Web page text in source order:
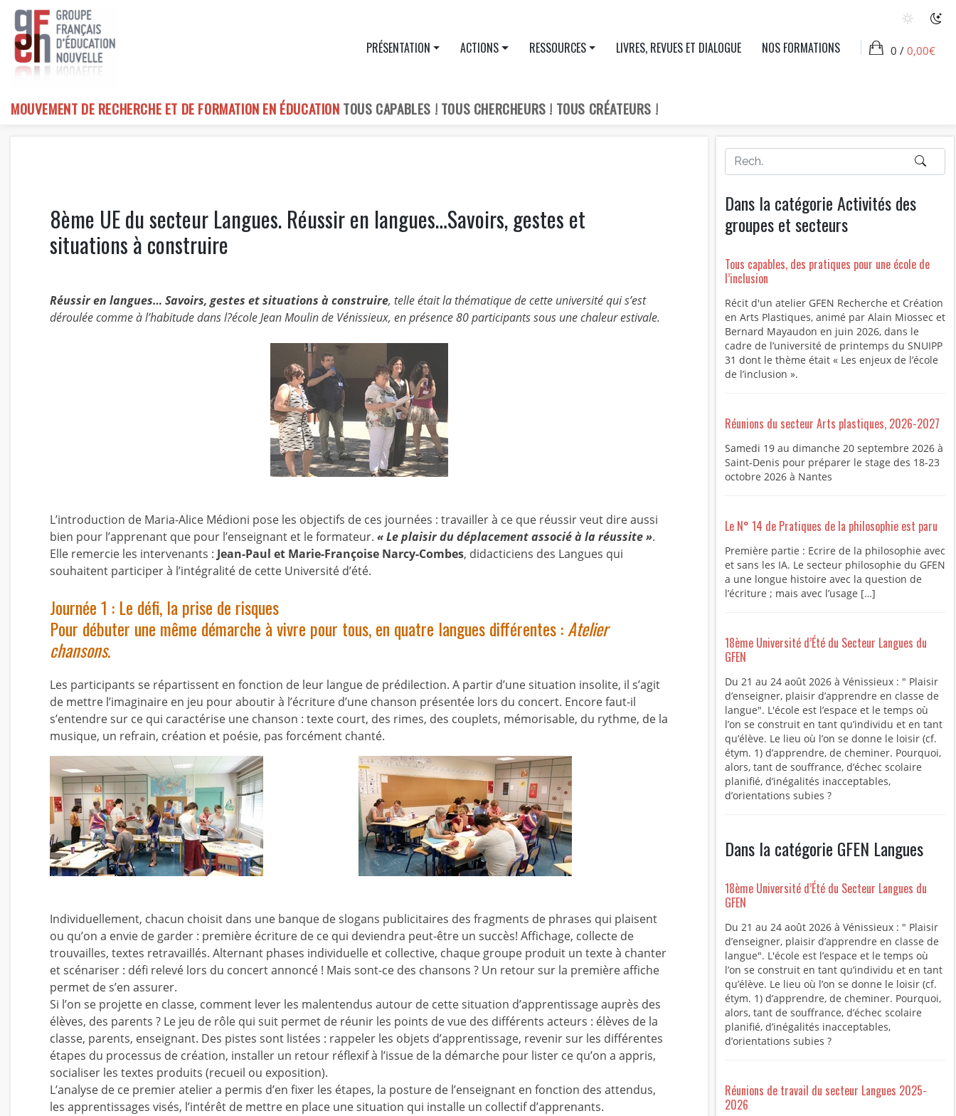
Skip
content
MOUVEMENT DE RECHERCHE ET DE FORMATION EN ÉDUCATION TOUS CAPABLES ! TOUS CHERCHEURS ! TOUS CRÉATEURS !
PRÉSENTATION ACTIONS RESSOURCES LIVRES, REVUES ET DIALOGUE NOS FORMATIONS 0 / 0,00€
8ème UE du secteur Langues. Réussir en langues…Savoirs, gestes et
situations à construire
Réussir en langues… Savoirs, gestes et situations à construire, telle était la thématique de cette université qui s’est
déroulée comme à l’habitude dans l?école Jean Moulin de Vénissieux, en présence 80 participants sous une chaleur estivale.
L’introduction de Maria-Alice Médioni pose les objectifs de ces journées : travailler à ce que réussir veut dire aussi
bien pour l’apprenant que pour l’enseignant et le formateur. « Le plaisir du déplacement associé à la réussite ».
Elle remercie les intervenants : Jean-Paul et Marie-Françoise Narcy-Combes, didacticiens des Langues qui
souhaitent participer à l’intégralité de cette Université d’été.
Journée 1 : Le défi, la prise de risques
Pour débuter une même démarche à vivre pour tous, en quatre langues différentes :Atelier
chansons.
Les participants se répartissent en fonction de leur langue de prédilection. A partir d’une situation insolite, il s’agit
de mettre l’imaginaire en jeu pour aboutir à l’écriture d’une chanson présentée lors du concert. Encore faut-il
s’entendre sur ce qui caractérise une chanson : texte court, des rimes, des couplets, mémorisable, du rythme, de la
musique, un refrain, création et poésie, pas forcément chanté.
Individuellement, chacun choisit dans une banque de slogans publicitaires des fragments de phrases qui plaisent
ou qu’on a envie de garder : première écriture de ce qui deviendra peut-être un succès! Affichage, collecte de
trouvailles, textes retravaillés. Alternant phases individuelle et collective, chaque groupe produit un texte à chanter
et scénariser : défi relevé lors du concert annoncé ! Mais sont-ce des chansons ? Un retour sur la première affiche
permet de s’en assurer.
Si l’on se projette en classe, comment lever les malentendus autour de cette situation d’apprentissage auprès des
élèves, des parents ? Le jeu de rôle qui suit permet de réunir les points de vue des différents acteurs : élèves de la
classe, parents, enseignant. Des pistes sont listées : rappeler les objets d’apprentissage, revenir sur les différentes
étapes du processus de création, installer un retour réflexif à l’issue de la démarche pour lister ce qu’on a appris,
socialiser les textes produits (recueil ou exposition).
L’analyse de ce premier atelier a permis d’en fixer les étapes, la posture de l’enseignant en fonction des attendus,
les apprentissages visés, l’intérêt de mettre en place une situation qui installe un collectif d’apprenants.
Dans la catégorie Activités des
groupes et secteurs
Tous capables, des pratiques pour une école de
l’inclusion
Récit d'un atelier GFEN Recherche et Création
en Arts Plastiques, animé par Alain Miossec et
Bernard Mayaudon en juin 2026, dans le
cadre de l’université de printemps du SNUIPP
31 dont le thème était « Les enjeux de l’école
de l’inclusion ».
Réunions du secteur Arts plastiques, 2026-2027
Samedi 19 au dimanche 20 septembre 2026 à
Saint-Denis pour préparer le stage des 18-23
octobre 2026 à Nantes
Le N° 14 de Pratiques de la philosophie est paru
Première partie : Ecrire de la philosophie avec
et sans les IA. Le secteur philosophie du GFEN
a une longue histoire avec la question de
l’écriture ; mais avec l’usage […]
18ème Université d’Été du Secteur Langues du
GFEN
Du 21 au 24 août 2026 à Vénissieux : " Plaisir
d’enseigner, plaisir d’apprendre en classe de
langue". L'école est l’espace et le temps où
l’on se construit en tant qu’individu et en tant
qu’élève. Le lieu où l’on se donne le loisir (cf.
étym. 1) d’apprendre, de cheminer. Pourquoi,
alors, tant de souffrance, d’échec scolaire
planifié, d’inégalités inacceptables,
d’orientations subies ?
Dans la catégorie GFEN Langues
18ème Université d’Été du Secteur Langues du
GFEN
Du 21 au 24 août 2026 à Vénissieux : " Plaisir
d’enseigner, plaisir d’apprendre en classe de
langue". L'école est l’espace et le temps où
l’on se construit en tant qu’individu et en tant
qu’élève. Le lieu où l’on se donne le loisir (cf.
étym. 1) d’apprendre, de cheminer. Pourquoi,
alors, tant de souffrance, d’échec scolaire
planifié, d’inégalités inacceptables,
d’orientations subies ?
Réunions de travail du secteur Langues 2025-
2026